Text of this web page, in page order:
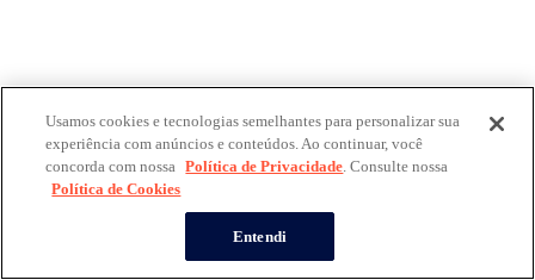
Usamos cookies e tecnologias semelhantes para personalizar sua
experiência com anúncios e conteúdos. Ao continuar, você
concorda com nossa Política de Privacidade. Consulte nossa
Política de Cookies
Entendi